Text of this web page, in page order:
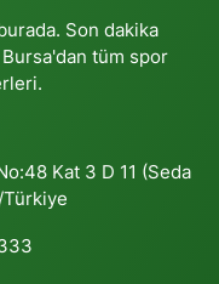
Son dakika
tüm spor
Kat 3 D 11 (Seda